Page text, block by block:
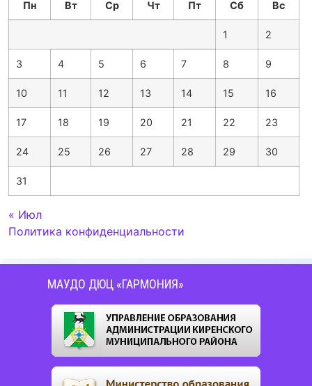
Пн
Вт Ср Чт Пт Сб Вс
1 2
3 4 5 6 7 8 9
10 11 12 13 14 15 16
17 18 19 20 21 22 23
24 25 26 27 28 29 30
31
« Июл
Политика конфиденциальности
МАУДО ДЮЦ «ГАРМОНИЯ»